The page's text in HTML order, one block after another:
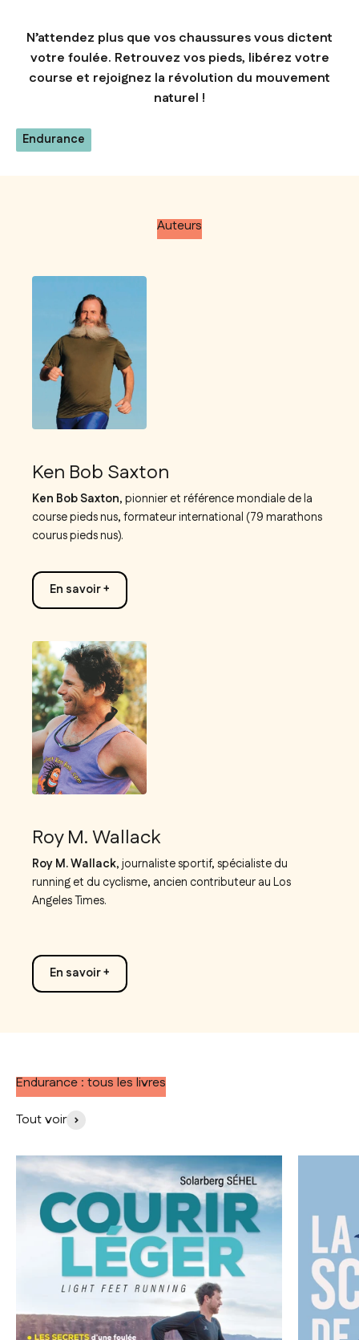
N’attendez plus que vos chaussures vous dictent
votre foulée. Retrouvez vos pieds, libérez votre
course et rejoignez la révolution du mouvement
naturel !
Endurance
Auteurs
Ken Bob Saxton
Ken Bob Saxton, pionnier et référence mondiale de la
course pieds nus, formateur international (79 marathons
courus pieds nus).
En savoir +
Roy M. Wallack
Roy M. Wallack, journaliste sportif, spécialiste du
running et du cyclisme, ancien contributeur au Los
Angeles Times.
En savoir +
Endurance : tous les livres
Tout voir